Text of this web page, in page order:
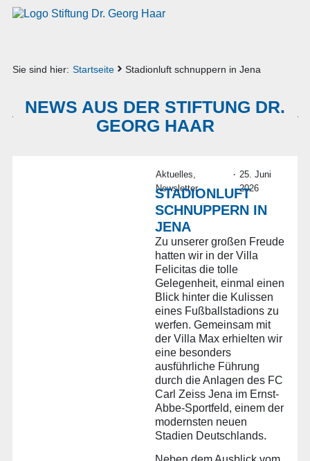
Sie sind hier: Startseite Stadionluft schnuppern in Jena
NEWS AUS DER STIFTUNG DR.
GEORG HAAR
Aktuelles,
Newsletter
· 25. Juni
2026
STADIONLUFT
SCHNUPPERN IN
JENA
Zu unserer großen Freude
hatten wir in der Villa
Felicitas die tolle
Gelegenheit, einmal einen
Blick hinter die Kulissen
eines Fußballstadions zu
werfen. Gemeinsam mit
der Villa Max erhielten wir
eine besonders
ausführliche Führung
durch die Anlagen des FC
Carl Zeiss Jena im Ernst-
Abbe-Sportfeld, einem der
modernsten neuen
Stadien Deutschlands.